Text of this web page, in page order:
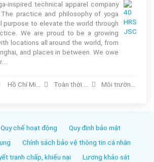
inspired technical apparel company
practice and philosophy of yoga
purpose to elevate the world through
We are proud to be a growing
locations all around the world, from
and places in between. We owe
Hồ Chí Minh Toàn thời gian Môi trường ,Dệt may/ Da giày/ Thời trang
Quy chế hoạt động
Quy định bảo mật
Chính sách bảo vệ thông tin cá nhân
tranh chấp, khiếu nại
Lương khảo sát